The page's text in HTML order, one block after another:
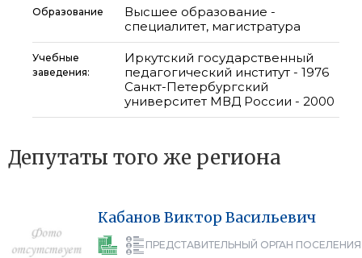
Образование
Высшее образование -
специалитет, магистратура
Учебные
заведения:
Иркутский государственный
педагогический институт - 1976
Санкт-Петербургский
университет МВД России - 2000
Депутаты того же региона
Кабанов Виктор Васильевич
ПРЕДСТАВИТЕЛЬНЫЙ ОРГАН ПОСЕЛЕНИЯ